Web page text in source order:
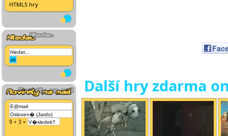
HTML5 hry
9 + 3 =
Další hry zdarma